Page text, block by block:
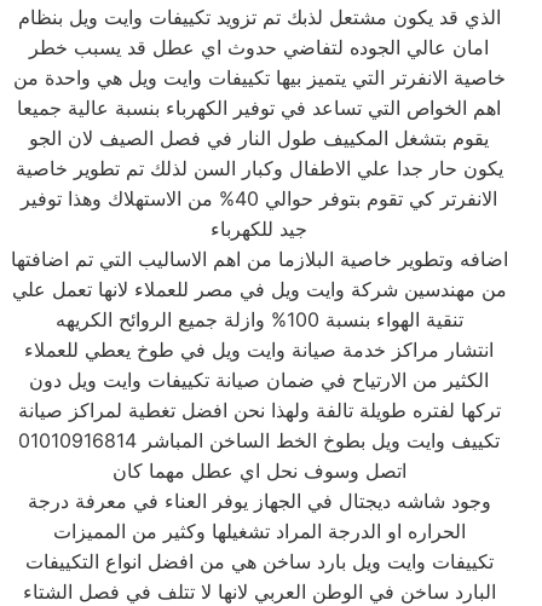
الذي قد يكون مشتعل لذبك تم تزويد تكييفات وايت ويل بنظام
امان عالي الجوده لتفاضي حدوث اي عطل قد يسبب خطر
خاصية الانفرتر التي يتميز بيها تكييفات وايت ويل هي واحدة من
اهم الخواص التي تساعد في توفير الكهرباء بنسبة عالية جميعا
يقوم بتشغل المكييف طول النار في فصل الصيف لان الجو
يكون حار جدا علي الاطفال وكبار السن لذلك تم تطوير خاصية
الانفرتر كي تقوم بتوفر حوالي 40% من الاستهلاك وهذا توفير
جيد للكهرباء
اضافه وتطوير خاصية البلازما من اهم الاساليب التي تم اضافتها
من مهندسين شركة وايت ويل في مصر للعملاء لانها تعمل علي
تنقية الهواء بنسبة 100% وازلة جميع الروائح الكريهه
انتشار مراكز خدمة صيانة وايت ويل في طوخ يعطي للعملاء
الكثير من الارتياح في ضمان صيانة تكييفات وايت ويل دون
تركها لفتره طويلة تالفة ولهذا نحن افضل تغطية لمراكز صيانة
تكييف وايت ويل بطوخ الخط الساخن المباشر 01010916814
اتصل وسوف نحل اي عطل مهما كان
وجود شاشه ديجتال في الجهاز يوفر العناء في معرفة درجة
الحراره او الدرجة المراد تشغيلها وكثير من المميزات
تكييفات وايت ويل بارد ساخن هي من افضل انواع التكييفات
البارد ساخن في الوطن العربي لانها لا تتلف في فصل الشتاء